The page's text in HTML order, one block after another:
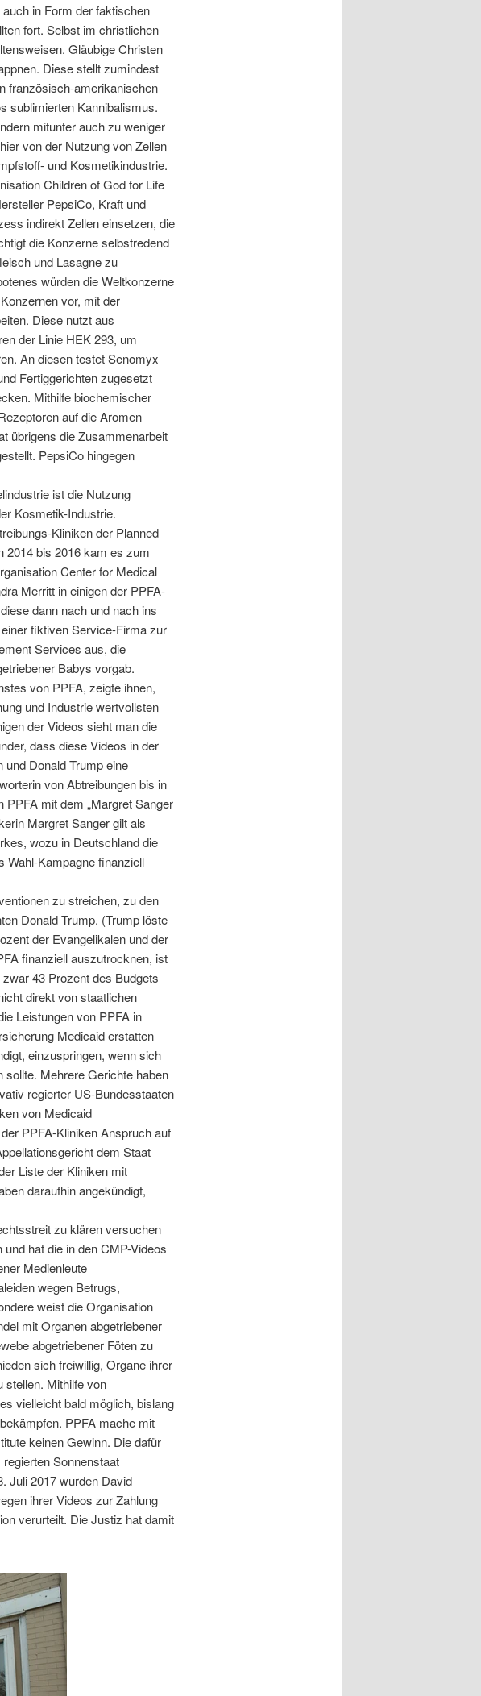
in Form der faktischen
fort. Selbst im christlichen
Gläubige Christen
Diese stellt zumindest
französisch-amerikanischen
sublimierten Kannibalismus.
mitunter auch zu weniger
von der Nutzung von Zellen
und Kosmetikindustrie.
Children of God for Life
PepsiCo, Kraft und
indirekt Zellen einsetzen, die
die Konzerne selbstredend
und Lasagne zu
würden die Weltkonzerne
vor, mit der
Diese nutzt aus
der Linie HEK 293, um
An diesen testet Senomyx
Fertiggerichten zugesetzt
Mithilfe biochemischer
auf die Aromen
übrigens die Zusammenarbeit
PepsiCo hingegen
ist die Nutzung
Kosmetik-Industrie.
Kliniken der Planned
2014 bis 2016 kam es zum
Center for Medical
Merritt in einigen der PPFA-
dann nach und nach ins
fiktiven Service-Firma zur
Services aus, die
Babys vorgab.
von PPFA, zeigte ihnen,
und Industrie wertvollsten
der Videos sieht man die
dass diese Videos in der
Donald Trump eine
von Abtreibungen bis in
mit dem „Margret Sanger
Margret Sanger gilt als
wozu in Deutschland die
Wahl-Kampagne finanziell
zu streichen, zu den
Donald Trump. (Trump löste
der Evangelikalen und der
finanziell auszutrocknen, ist
43 Prozent des Budgets
direkt von staatlichen
Leistungen von PPFA in
Medicaid erstatten
einzuspringen, wenn sich
sollte. Mehrere Gerichte haben
regierter US-Bundesstaaten
von Medicaid
PPFA-Kliniken Anspruch auf
dem Staat
Liste der Kliniken mit
daraufhin angekündigt,
zu klären versuchen
hat die in den CMP-Videos
Medienleute
wegen Betrugs,
weist die Organisation
mit Organen abgetriebener
abgetriebener Föten zu
sich freiwillig, Organe ihrer
stellen. Mithilfe von
vielleicht bald möglich, bislang
PPFA mache mit
keinen Gewinn. Die dafür
Sonnenstaat
Juli 2017 wurden David
ihrer Videos zur Zahlung
verurteilt. Die Justiz hat damit